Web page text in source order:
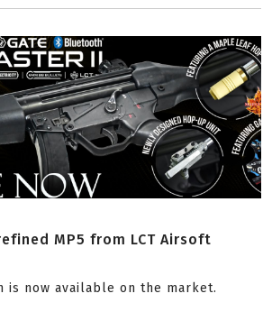
MP5 from LCT Airsoft
is now available on the market.